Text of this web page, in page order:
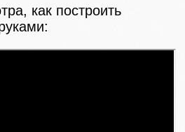
как построить